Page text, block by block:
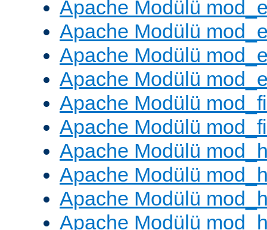
Apache Modülü
Apache Modülü
Apache Modülü
Apache Modülü
Apache Modülü
Apache Modülü
Apache Modülü
Apache Modülü
Apache Modülü
Apache Modülü